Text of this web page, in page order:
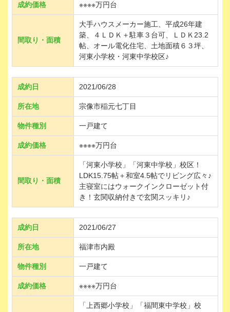
成約価格 ※※※※万円台
間取り・面積
大手ハウスメーカー施工、平成26年建
築、４ＬＤＫ＋駐車３台可、ＬＤＫ23.2
帖、オール電化住宅、土地面積６３坪、
河東小学校・河東中学校区♪
成約日 2021/06/28
所在地 宗像市稲元七丁目
物件種別 一戸建て
成約価格 ※※※※万円台
間取り・面積
「河東小学校」「河東中学校」校区！
LDK15.75帖＋和室4.5帖でリビング広々♪
主寝室にはウォークインクローゼット付
き！玄関収納付きで玄関スッキリ♪
成約日 2021/06/27
所在地 福津市内殿
物件種別 一戸建て
成約価格 ※※※※万円台
「上西郷小学校」「福間東中学校」校